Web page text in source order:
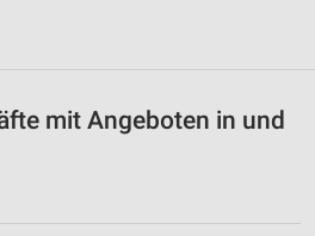
mit Angeboten in und